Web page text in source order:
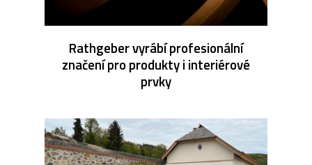
Rathgeber vyrábí profesionální
značení pro produkty i interiérové
prvky